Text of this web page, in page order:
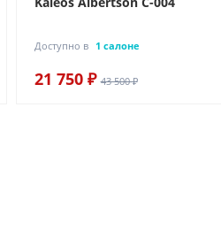
Доступно в 1 салоне
21 750 ₽ 43 500 ₽